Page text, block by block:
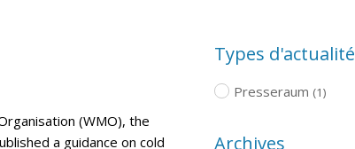
(WMO), the
a guidance on cold
Types d'actualité
Presseraum (1)
Archives